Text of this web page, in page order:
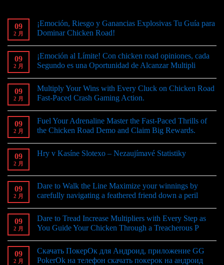
09
2 月
¡Emoción, Riesgo y Ganancias Explosivas Tu Guía para
Dominar Chicken Road!
09
2 月
¡Emoción al Límite! Con chicken road opiniones, cada
Segundo es una Oportunidad de Alcanzar Multipli
09
2 月
Multiply Your Wins with Every Cluck on Chicken Road
Fast-Paced Crash Gaming Action.
09
2 月
Fuel Your Adrenaline Master the Fast-Paced Thrills of
the Chicken Road Demo and Claim Big Rewards.
09
2 月
Hry v Kasíne Slotexo – Nezaujímavé Statistiky
09
2 月
Dare to Walk the Line Maximize your winnings by
carefully navigating a feathered friend down a peril
09
2 月
Dare to Tread Increase Multipliers with Every Step as
You Guide Your Chicken Through a Treacherous P
09
2 月
Скачать ПокерОк для Андроид, приложение GG
PokerOk на телефон скачать покерок на андроид